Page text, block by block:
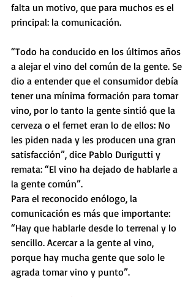
falta un motivo, que para muchos es el
principal: la comunicación.
“Todo ha conducido en los últimos años
a alejar el vino del común de la gente. Se
dio a entender que el consumidor debía
tener una mínima formación para tomar
vino, por lo tanto la gente sintió que la
cerveza o el fernet eran lo de ellos: No
les piden nada y les producen una gran
satisfacción”, dice Pablo Durigutti y
remata: “El vino ha dejado de hablarle a
la gente común”.
Para el reconocido enólogo, la
comunicación es más que importante:
“Hay que hablarle desde lo terrenal y lo
sencillo. Acercar a la gente al vino,
porque hay mucha gente que solo le
agrada tomar vino y punto”.